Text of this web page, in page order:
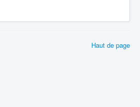
Haut de page